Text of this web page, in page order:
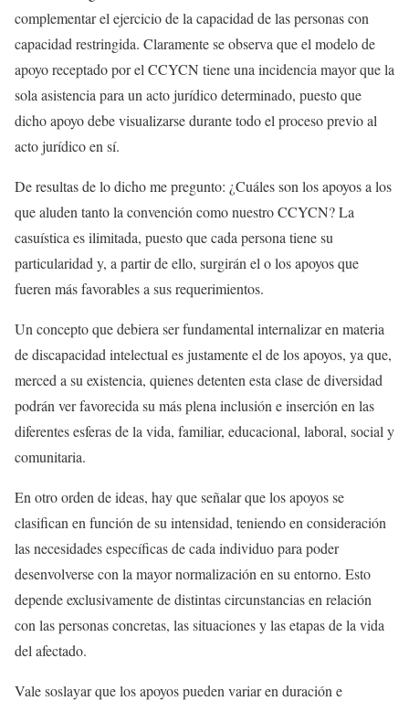
complementar el ejercicio de la capacidad de las personas con
capacidad restringida. Claramente se observa que el modelo de
apoyo receptado por el CCYCN tiene una incidencia mayor que la
sola asistencia para un acto jurídico determinado, puesto que
dicho apoyo debe visualizarse durante todo el proceso previo al
acto jurídico en sí.
De resultas de lo dicho me pregunto: ¿Cuáles son los apoyos a los
que aluden tanto la convención como nuestro CCYCN? La
casuística es ilimitada, puesto que cada persona tiene su
particularidad y, a partir de ello, surgirán el o los apoyos que
fueren más favorables a sus requerimientos.
Un concepto que debiera ser fundamental internalizar en materia
de discapacidad intelectual es justamente el de los apoyos, ya que,
merced a su existencia, quienes detenten esta clase de diversidad
podrán ver favorecida su más plena inclusión e inserción en las
diferentes esferas de la vida, familiar, educacional, laboral, social y
comunitaria.
En otro orden de ideas, hay que señalar que los apoyos se
clasifican en función de su intensidad, teniendo en consideración
las necesidades específicas de cada individuo para poder
desenvolverse con la mayor normalización en su entorno. Esto
depende exclusivamente de distintas circunstancias en relación
con las personas concretas, las situaciones y las etapas de la vida
del afectado.
Vale soslayar que los apoyos pueden variar en duración e